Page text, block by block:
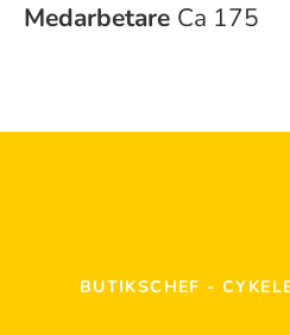
Medarbetare Ca 175
BUTIKSCHEF -